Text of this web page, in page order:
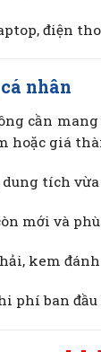
điện
nhân
cần
hoặc giá
dung tích
mới và
kem
phí ban